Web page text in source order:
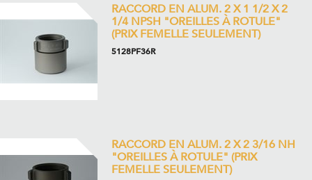
RACCORD EN ALUM. 2 X 1 1/2 X 2
1/4 NPSH "OREILLES À ROTULE"
(PRIX FEMELLE SEULEMENT)
5128PF36R
RACCORD EN ALUM. 2 X 2 3/16 NH
"OREILLES À ROTULE" (PRIX
FEMELLE SEULEMENT)